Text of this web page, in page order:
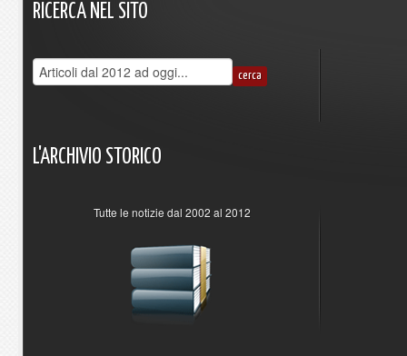
RICERCA NEL SITO
L'ARCHIVIO STORICO
Tutte le notizie dal 2002 al 2012